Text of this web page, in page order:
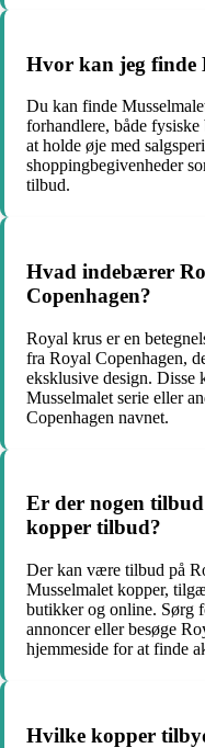
Hvor kan jeg finde
Du kan finde
forhandlere, både
at holde øje med
shoppingbegivenheder
tilbud.
Hvad indebærer
Copenhagen?
Royal krus er en
fra Royal Copenhagen,
eksklusive design. Disse
Musselmalet serie eller
Copenhagen navnet.
Er der nogen
kopper tilbud?
Der kan være tilbud på
Musselmalet kopper,
butikker og online. Sørg
annoncer eller besøge
hjemmeside for at finde
Hvilke kopper